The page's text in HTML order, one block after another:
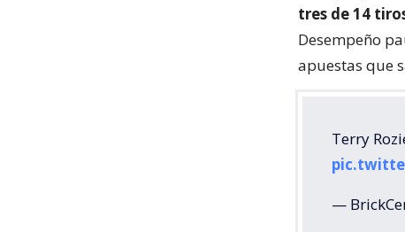
tres de 14
Desempeño
apuestas que
Terry
—